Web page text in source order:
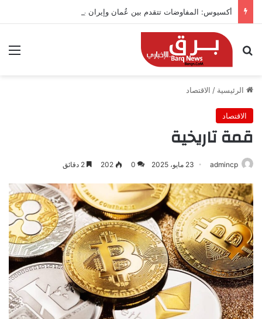
أكسيوس: المفاوضات تتقدم بين عُمان وإيران بشأن هرمز
بحث عن
الرئيسية / الاقتصاد
الاقتصاد
قمة تاريخية
admincp 23 مايو، 2025 0
202